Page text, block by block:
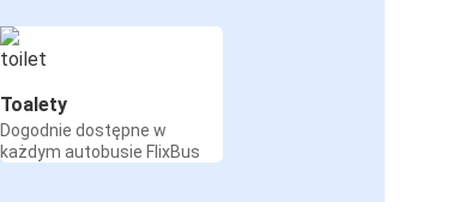
Toalety
Dogodnie dostępne w
każdym autobusie FlixBus